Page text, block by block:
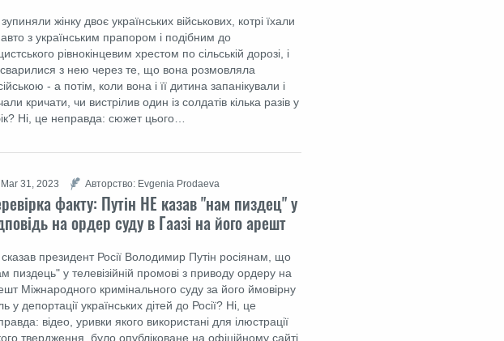
жінку двоє українських військових, котрі їхали
з українським прапором і подібним до
рівнокінцевим хрестом по сільській дорозі, і
з нею через те, що вона розмовляла
- а потім, коли вона і її дитина запанікували і
кричати, чи вистрілив один із солдатів кілька разів у
Ні, це неправда: сюжет цього…
факту: Путін НЕ казав "нам пиздец" у
на ордер суду в Гаазі на його арешт
президент Росії Володимир Путін росіянам, що
пиздець" у телевізійній промові з приводу ордеру на
Міжнародного кримінального суду за його ймовірну
у депортації українських дітей до Росії? Ні, це
відео, уривки якого використані для ілюстрації
твердження, було опубліковане на офіційному сайті
Mar 31, 2023 Авторство: Evgenia Prodaeva